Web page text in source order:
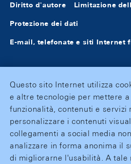
Diritto d'autore Limitazione
Protezione dei dati
E-mail, telefonate e siti Internet
Questo sito Internet utilizza
e altre tecnologie per mettere a
funzionalità, contenuti e servizi
personalizzare i contenuti
collegamenti a social media
analizzare in forma anonima il
di migliorarne l'usabilità. A tale